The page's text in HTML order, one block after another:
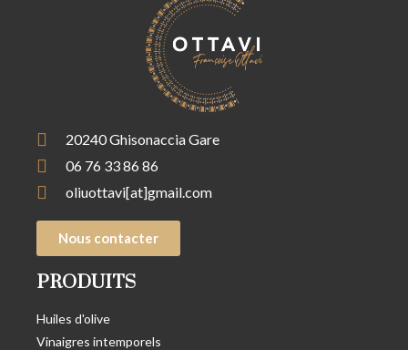
20240 Ghisonaccia Gare
06 76 33 86 86
oliuottavi[at]gmail.com
Nous contacter
PRODUITS
Huiles d'olive
Vinaigres intemporels